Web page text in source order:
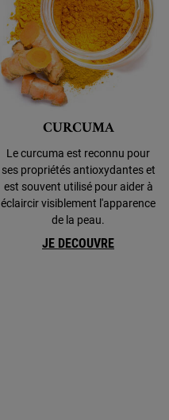
CURCUMA
Le curcuma est reconnu pour
ses propriétés antioxydantes et
est souvent utilisé pour aider à
éclaircir visiblement l'apparence
de la peau.
JE DECOUVRE